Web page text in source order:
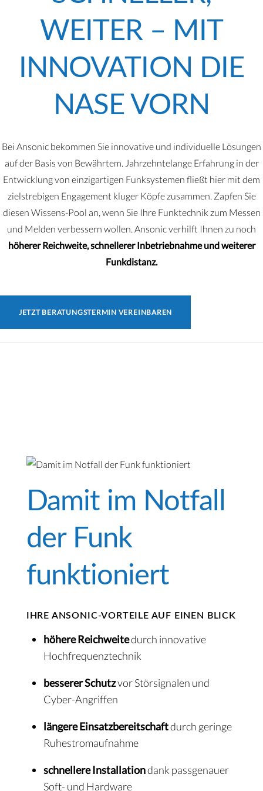
WEITER – MIT
INNOVATION DIE
NASE VORN
Bei Ansonic bekommen Sie innovative und individuelle Lösungen
auf der Basis von Bewährtem. Jahrzehntelange Erfahrung in der
Entwicklung von einzigartigen Funksystemen fließt hier mit dem
zielstrebigen Engagement kluger Köpfe zusammen. Zapfen Sie
diesen Wissens-Pool an, wenn Sie Ihre Funktechnik zum Messen
und Melden verbessern wollen. Ansonic verhilft Ihnen zu noch
höherer Reichweite, schnellerer Inbetriebnahme und weiterer
Funkdistanz.
JETZT BERATUNGSTERMIN VEREINBAREN
Damit im Notfall
der Funk
funktioniert
IHRE ANSONIC-VORTEILE AUF EINEN BLICK
höhere Reichweitedurch innovative
Hochfrequenztechnik
besserer Schutzvor Störsignalen und
Cyber-Angriffen
längere Einsatzbereitschaftdurch geringe
Ruhestromaufnahme
schnellere Installationdank passgenauer
Soft- und Hardware